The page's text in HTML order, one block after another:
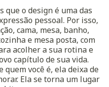
que o design é uma das
pessoal. Por isso,
cama, mesa, banho,
e mesa posta, com
acolher a sua rotina e
capítulo de sua vida.
você é, ela deixa de
Ela se torna um lugar